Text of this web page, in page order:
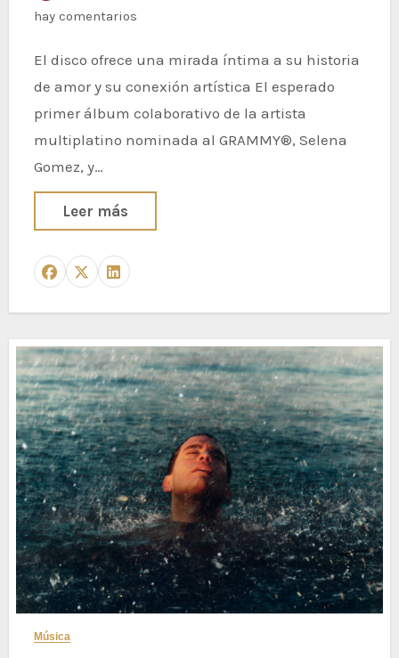
hay comentarios
El disco ofrece una mirada íntima a su historia
de amor y su conexión artística El esperado
primer álbum colaborativo de la artista
multiplatino nominada al GRAMMY®, Selena
Gomez, y…
Leer más
Música